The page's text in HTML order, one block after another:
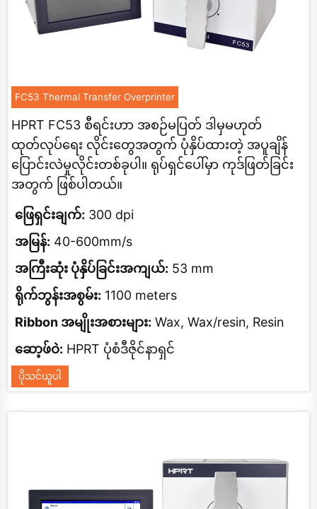
FC53 Thermal Transfer Overprinter
HPRT FC53 စီရင်းဟာ အစဉ်မပြတ် ဒါမှမဟုတ်
ထုတ်လုပ်ရေး လိုင်းတွေအတွက် ပုံနှိပ်ထားတဲ့ အပူချိန်
ပြောင်းလဲမှုလိုင်းတစ်ခုပါ။ ရုပ်ရှင်ပေါ်မှာ ကုဒ်ဖြတ်ခြင်း
အတွက် ဖြစ်ပါတယ်။
ဖြေရှင်းချက်: 300 dpi
အမြန်: 40-600mm/s
အကြီးဆုံး ပုံနှိပ်ခြင်းအကျယ်: 53 mm
ရိုက်ဘွန်းအစွမ်း: 1100 meters
Ribbon အမျိုးအစားများ: Wax, Wax/resin, Resin
ဆော့ဖ်ဝဲ: HPRT ပုံစံဒီဇိုင်နာရှင်
ပိုသင်ယူပါ